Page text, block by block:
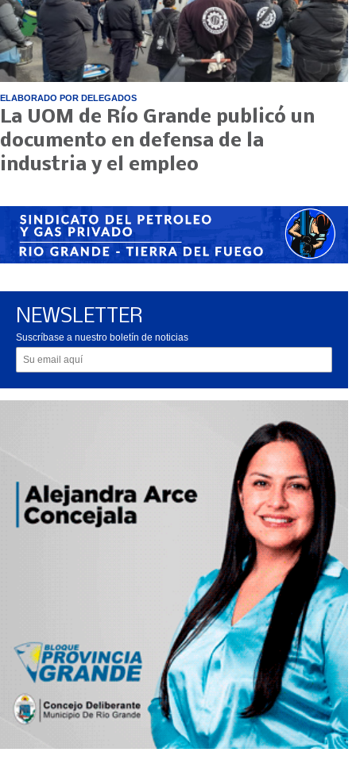
ELABORADO POR DELEGADOS
La UOM de Río Grande publicó un
documento en defensa de la
industria y el empleo
NEWSLETTER
Suscríbase a nuestro boletín de noticias